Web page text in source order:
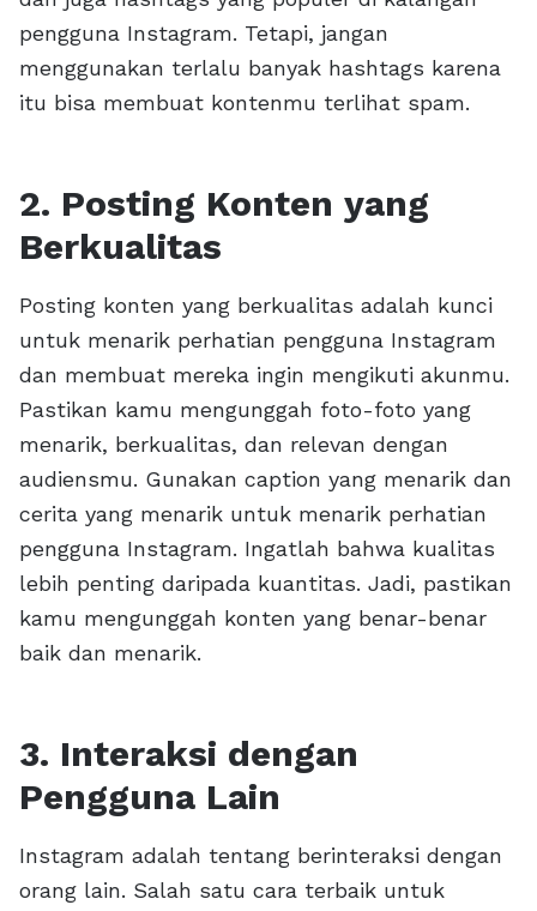
pengguna Instagram. Tetapi, jangan
menggunakan terlalu banyak hashtags karena
itu bisa membuat kontenmu terlihat spam.
2. Posting Konten yang
Berkualitas
Posting konten yang berkualitas adalah kunci
untuk menarik perhatian pengguna Instagram
dan membuat mereka ingin mengikuti akunmu.
Pastikan kamu mengunggah foto-foto yang
menarik, berkualitas, dan relevan dengan
audiensmu. Gunakan caption yang menarik dan
cerita yang menarik untuk menarik perhatian
pengguna Instagram. Ingatlah bahwa kualitas
lebih penting daripada kuantitas. Jadi, pastikan
kamu mengunggah konten yang benar-benar
baik dan menarik.
3. Interaksi dengan
Pengguna Lain
Instagram adalah tentang berinteraksi dengan
orang lain. Salah satu cara terbaik untuk